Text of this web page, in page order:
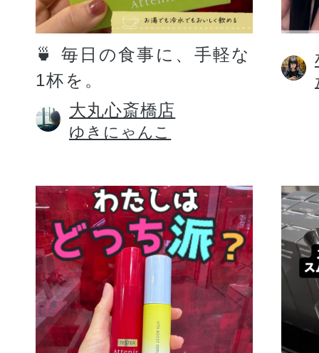
スキンケア人気ライン
ドレススノー
ドレスリフト
🍵 毎日の食事に、手軽な
1杯を。
大丸心斎橋店
ゆきにゃんこ